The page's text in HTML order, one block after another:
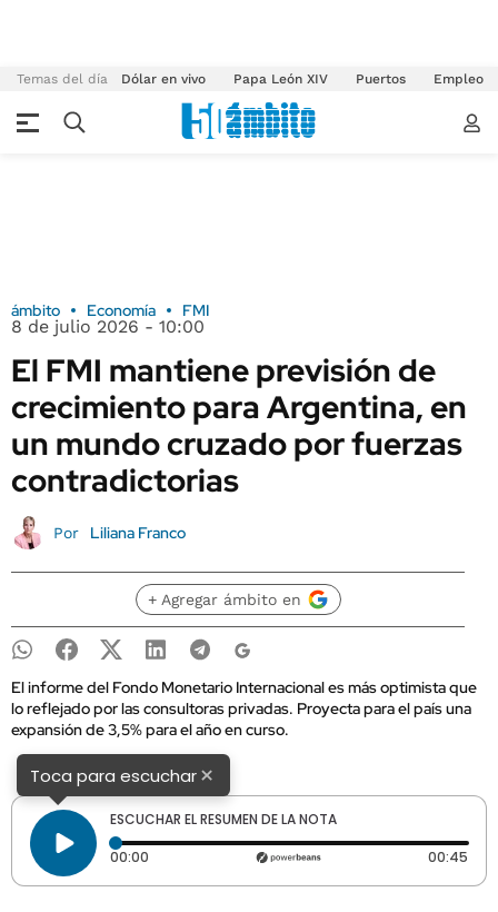
Temas del día Dólar en vivo Papa León XIV Puertos Empleo
ámbito Economía FMI
8 de julio 2026 - 10:00
El FMI mantiene previsión de
crecimiento para Argentina, en
un mundo cruzado por fuerzas
contradictorias
Por Liliana Franco
+ Agregar ámbito en
El informe del Fondo Monetario Internacional es más optimista que
lo reflejado por las consultoras privadas. Proyecta para el país una
expansión de 3,5% para el año en curso.
Toca para escuchar×
ESCUCHAR EL RESUMEN DE LA NOTA
00:00 Tiempo transcurrido: 0 segundos 00:45